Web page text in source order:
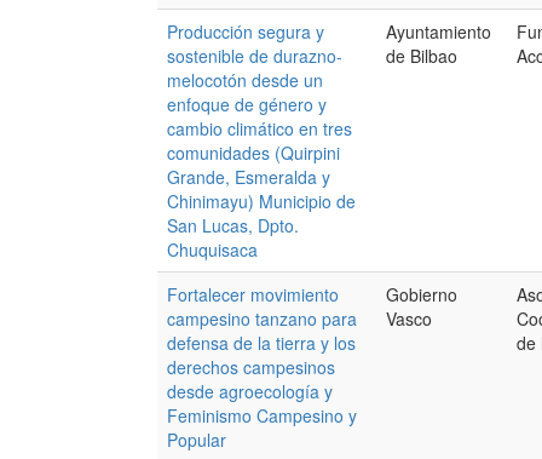
Producción segura y
sostenible de durazno-
melocotón desde un
enfoque de género y
cambio climático en tres
comunidades (Quirpini
Grande, Esmeralda y
Chinimayu) Municipio de
San Lucas, Dpto.
Chuquisaca
Ayuntamiento
de Bilbao
Fortalecer movimiento
campesino tanzano para
defensa de la tierra y los
derechos campesinos
desde agroecología y
Feminismo Campesino y
Popular
Gobierno
Vasco
de